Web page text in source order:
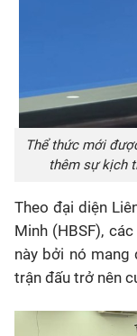
Thể thức mới
thêm sự kịch
Theo đại diện
Minh (HBSF),
này bởi nó mang
trận đấu trở nên